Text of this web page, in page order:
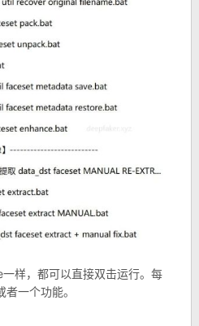
样，都可以直接双击运行。每
一个功能。